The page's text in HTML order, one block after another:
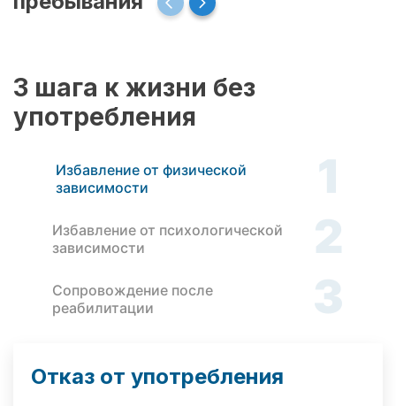
3 шага к жизни без
употребления
Избавление от физической
зависимости
1
Избавление от психологической
зависимости
2
Сопровождение после
реабилитации
3
Отказ от употребления